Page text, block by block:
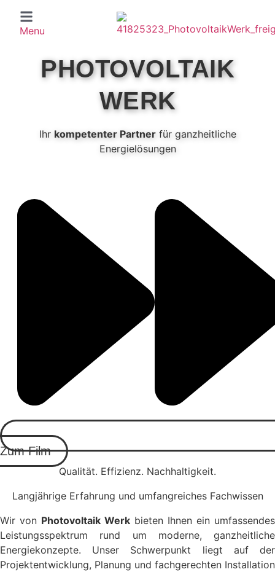
Menu
PHOTOVOLTAIK
WERK
Ihr kompetenter Partnerfür ganzheitliche
Energielösungen
Zum Film
Qualität. Effizienz. Nachhaltigkeit.
Langjährige Erfahrung und umfangreiches Fachwissen
Wir von Photovoltaik Werk bieten Ihnen ein umfassendes
Leistungsspektrum rund um moderne, ganzheitliche
Energiekonzepte. Unser Schwerpunkt liegt auf der
Projektentwicklung, Planung und fachgerechten Installation